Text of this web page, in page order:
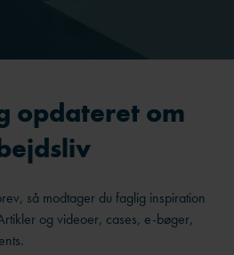
opdateret om
så modtager du faglig inspiration
og videoer, cases, e-bøger,